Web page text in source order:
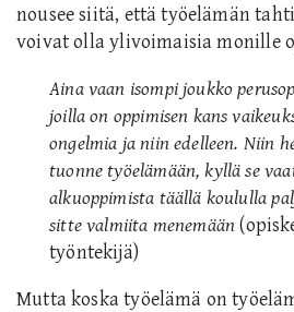
nousee siitä, että työelämän
voivat olla ylivoimaisia monille
Aina vaan isompi joukko
joilla on oppimisen kans
ongelmia ja niin edelleen. Niin
tuonne työelämään, kyllä se
alkuoppimista täällä koululla
sitte valmiita menemään
työntekijä)
Mutta koska työelämä on